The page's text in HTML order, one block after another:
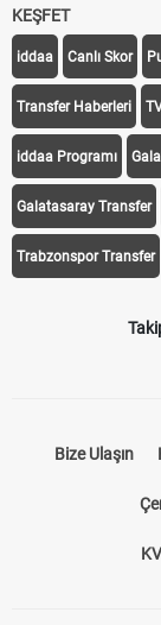
KEŞFET
iddaa Canlı Skor
Transfer Haberleri
iddaa Programı
Galatasaray Transfer
Trabzonspor Transfer
Bize Ulaşın